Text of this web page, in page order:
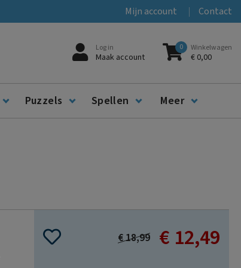
Mijn account Contact
Log in
Maak account
0 Winkelwagen
€ 0,00
Puzzels Spellen Meer
Special
€ 12,49
€ 18,99